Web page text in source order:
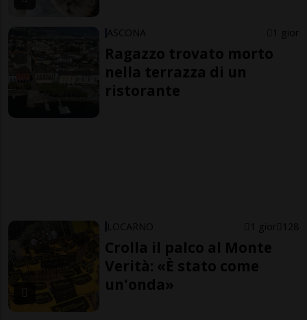
ASCONA 1 gior
Ragazzo trovato morto
nella terrazza di un
ristorante
LOCARNO 1 gior 128
Crolla il palco al Monte
Verità: «È stato come
un'onda»